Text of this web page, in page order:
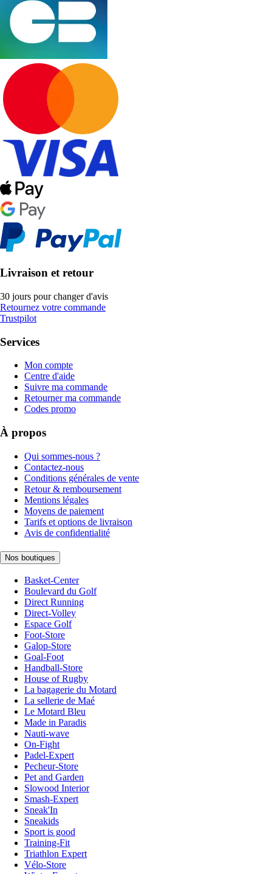
Livraison et retour
30 jours pour changer d'avis
Retournez votre commande
Trustpilot
Services
Mon compte
Centre d'aide
Suivre ma commande
Retourner ma commande
Codes promo
À propos
Qui sommes-nous ?
Contactez-nous
Conditions générales de vente
Retour & remboursement
Mentions légales
Moyens de paiement
Tarifs et options de livraison
Avis de confidentialité
Nos boutiques
Basket-Center
Boulevard du Golf
Direct Running
Direct-Volley
Espace Golf
Foot-Store
Galop-Store
Goal-Foot
Handball-Store
House of Rugby
La bagagerie du Motard
La sellerie de Maé
Le Motard Bleu
Made in Paradis
Nauti-wave
On-Fight
Padel-Expert
Pecheur-Store
Pet and Garden
Slowood Interior
Smash-Expert
Sneak'In
Sneakids
Sport is good
Training-Fit
Triathlon Expert
Vélo-Store